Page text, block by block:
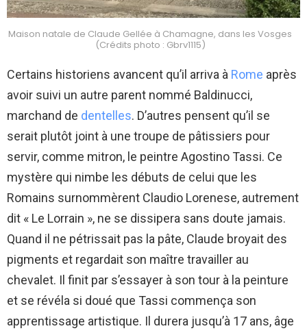
Maison natale de Claude Gellée à Chamagne, dans les Vosges
(Crédits photo : Gbrv1115)
Certains historiens avancent qu’il arriva à Rome après
avoir suivi un autre parent nommé Baldinucci,
marchand de dentelles. D’autres pensent qu’il se
serait plutôt joint à une troupe de pâtissiers pour
servir, comme mitron, le peintre Agostino Tassi. Ce
mystère qui nimbe les débuts de celui que les
Romains surnommèrent Claudio Lorenese, autrement
dit « Le Lorrain », ne se dissipera sans doute jamais.
Quand il ne pétrissait pas la pâte, Claude broyait des
pigments et regardait son maître travailler au
chevalet. Il finit par s’essayer à son tour à la peinture
et se révéla si doué que Tassi commença son
apprentissage artistique. Il durera jusqu’à 17 ans, âge